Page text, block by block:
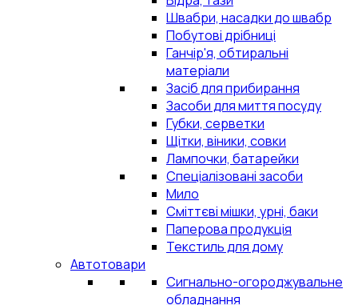
Швабри, насадки до швабр
Побутові дрібниці
Ганчір'я, обтиральні
матеріали
Засіб для прибирання
Засоби для миття посуду
Губки, серветки
Щітки, віники, совки
Лампочки, батарейки
Спеціалізовані засоби
Мило
Сміттєві мішки, урні, баки
Паперова продукція
Текстиль для дому
Автотовари
Сигнально-огороджувальне
обладнання